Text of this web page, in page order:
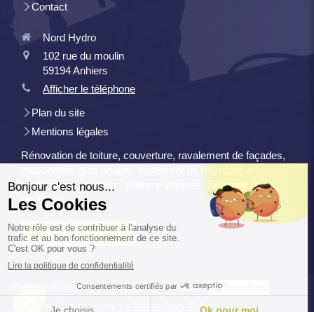
Contact
Nord Hydro
102 rue du moulin
59194Anhiers
Afficher le téléphone
Plan du site
Mentions légales
Rénovation de toiture, couverture, ravalement de façades,
d'infiltrations, isolation, plâtrerie-plaques, zinguerie et
gouttières
Demander un devis
Création et référencement du site par Simplébo
Ce site a été proposé par
La Maison Saint Gobain